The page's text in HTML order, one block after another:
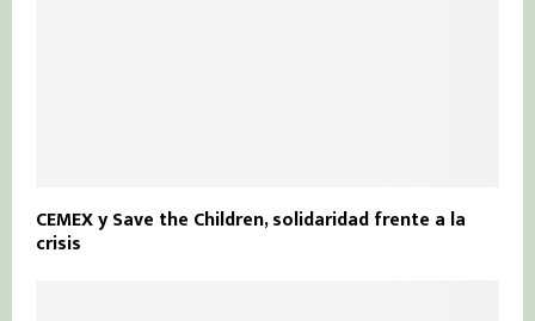
CEMEX y Save the Children, solidaridad frente a la
crisis